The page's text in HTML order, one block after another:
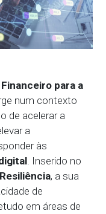
para a
num contexto
de acelerar a
a
às
. Inserido no
, a sua
de
em áreas de